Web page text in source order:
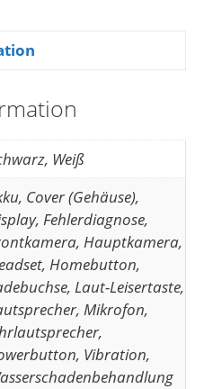
Weiß
Cover (Gehäuse),
Fehlerdiagnose,
Hauptkamera,
Homebutton,
Laut-Leisertaste,
Mikrofon,
Vibration,